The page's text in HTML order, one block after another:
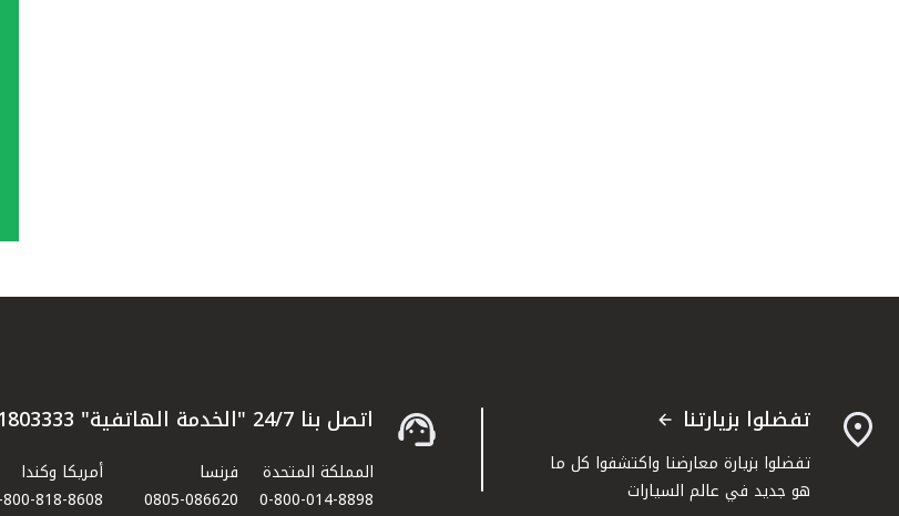
تفضلوا بزيارتنا
تفضلوا بزيارة معارضنا واكتشفوا كل ما
هو جديد في عالم السيارات
اتصل بنا 24/7 "الخدمة الهاتفية" 1803333
المملكة المتحدة
0-800-014-8898
فرنسا
0805-086620
أمريكا وكندا
818-8608